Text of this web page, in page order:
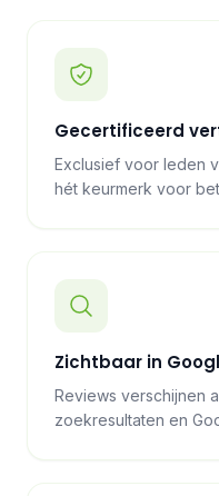
Gecertificeerd
Exclusief voor leden
hét keurmerk voor
Zichtbaar in
Reviews verschijnen
zoekresultaten en